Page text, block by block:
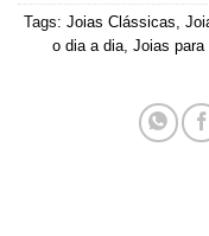
Tags: Joias Clássicas,
o dia a dia, Joias para